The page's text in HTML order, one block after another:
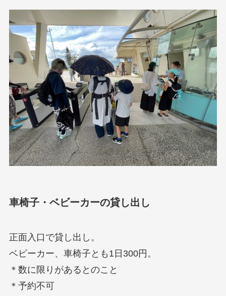
車椅子・ベビーカーの貸し出し
正面入口で貸し出し。
ベビーカー、車椅子とも1日300円。
＊数に限りがあるとのこと
＊予約不可